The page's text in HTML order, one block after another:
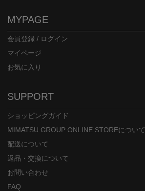
MYPAGE
会員登録 / ログイン
マイページ
お気に入り
SUPPORT
ショッピングガイド
MIMATSU GROUP ONLINE STOREについて
配送について
返品・交換について
お問い合わせ
FAQ